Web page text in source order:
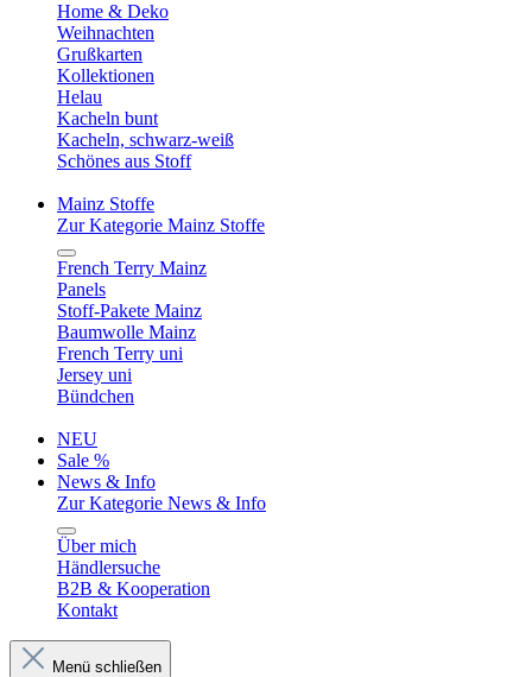
Home & Deko
Weihnachten
Grußkarten
Kollektionen
Helau
Kacheln bunt
Kacheln, schwarz-weiß
Schönes aus Stoff
Mainz Stoffe
Zur Kategorie Mainz Stoffe
French Terry Mainz
Panels
Stoff-Pakete Mainz
Baumwolle Mainz
French Terry uni
Jersey uni
Bündchen
NEU
Sale %
News & Info
Zur Kategorie News & Info
Über mich
Händlersuche
B2B & Kooperation
Kontakt
Menü schließen